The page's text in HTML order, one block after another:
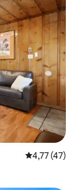
Évaluation
4,77 (47)